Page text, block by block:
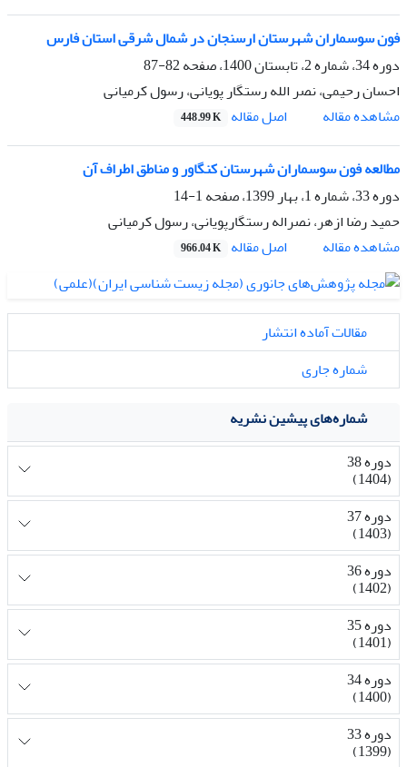
فون سوسماران شهرستان ارسنجان در شمال شرقی استان فارس
دوره 34، شماره 2، تابستان 1400، صفحه
82-87
احسان رحیمی، نصر الله رستگار پویانی، رسول کرمیانی
مشاهده مقاله
اصل مقاله 448.99 K
مطالعه فون سوسماران شهرستان کنگاور و مناطق اطراف آن
دوره 33، شماره 1، بهار 1399، صفحه
1-14
حمید رضا ازهر، نصراله رستگارپویانی، رسول کرمیانی
مشاهده مقاله
اصل مقاله 966.04 K
مقالات آماده انتشار
شماره جاری
شماره‌های پیشین نشریه
دوره 38
(1404)
دوره 37
(1403)
دوره 36
(1402)
دوره 35
(1401)
دوره 34
(1400)
دوره 33
(1399)